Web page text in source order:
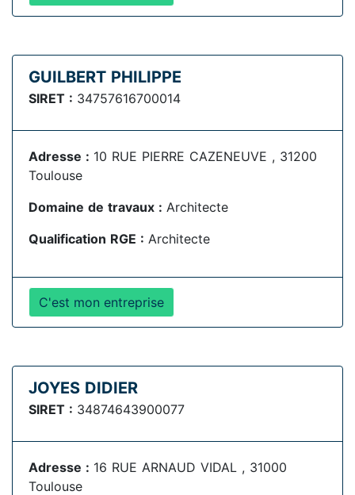
GUILBERT PHILIPPE
SIRET : 34757616700014
Adresse : 10 RUE PIERRE CAZENEUVE , 31200
Toulouse
Domaine de travaux : Architecte
Qualification RGE : Architecte
C'est mon entreprise
JOYES DIDIER
SIRET : 34874643900077
Adresse : 16 RUE ARNAUD VIDAL , 31000
Toulouse